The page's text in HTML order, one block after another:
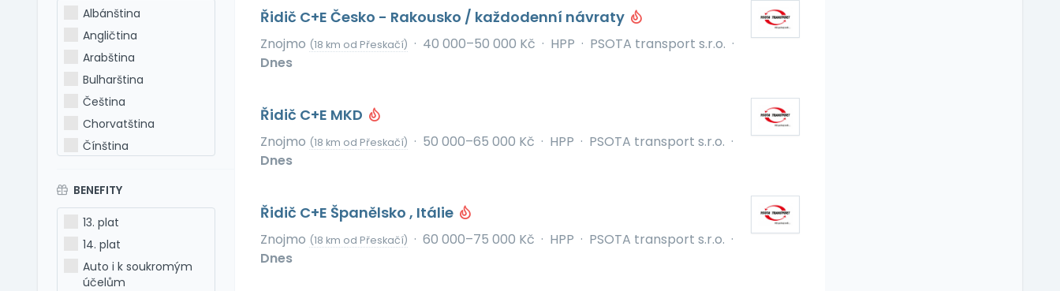
Albánština
Angličtina
Arabština
Bulharština
Čeština
Chorvatština
Čínština
Francouzština
Hebrejština
Holandština
Italština
Japonština
BENEFITY
13. plat
14. plat
Auto i k soukromým
účelům
Řidič C+E Česko - Rakousko / každodenní návraty
Znojmo (18 km od Přeskačí) · 40 000–50 000 Kč · HPP · PSOTA transport s.r.o. ·
Dnes
Řidič C+E MKD
Znojmo (18 km od Přeskačí) · 50 000–65 000 Kč · HPP · PSOTA transport s.r.o. ·
Dnes
Řidič C+E Španělsko , Itálie
Znojmo (18 km od Přeskačí) · 60 000–75 000 Kč · HPP · PSOTA transport s.r.o. ·
Dnes